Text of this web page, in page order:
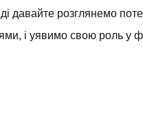
розглянемо
і уявимо свою роль у